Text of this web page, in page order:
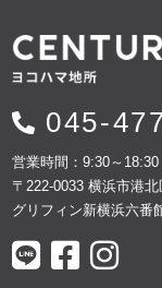
045-
営業時間：9:30～
〒222-0033 横浜市港
グリフィン新横浜六番